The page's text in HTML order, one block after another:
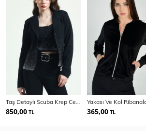
Taş Detaylı Scuba Krep Ceket | Ckt33437Ts
850,00 TL 365,00 TL